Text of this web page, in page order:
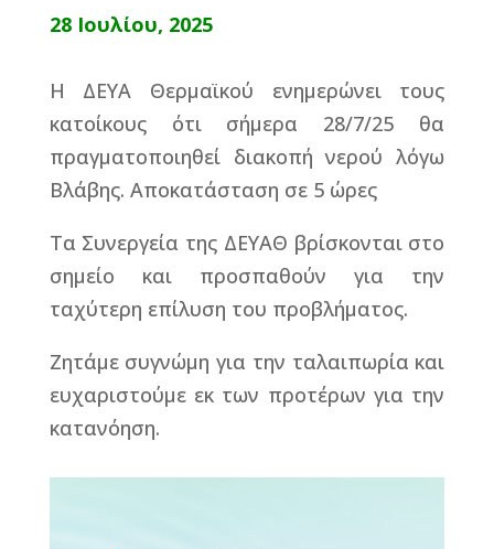
28 Ιουλίου, 2025
Η ΔΕΥΑ Θερμαϊκού ενημερώνει τους
κατοίκους ότι σήμερα 28/7/25 θα
πραγματοποιηθεί διακοπή νερού λόγω
Βλάβης. Αποκατάσταση σε 5 ώρες
Τα Συνεργεία της ΔΕΥΑΘ βρίσκονται στο
σημείο και προσπαθούν για την
ταχύτερη επίλυση του προβλήματος.
Ζητάμε συγνώμη για την ταλαιπωρία και
ευχαριστούμε εκ των προτέρων για την
κατανόηση.